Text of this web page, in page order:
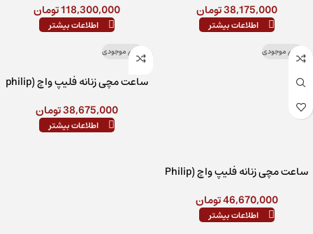
38,175,000تومان
اطلاعات بیشتر
118,300,000تومان
اطلاعات بیشتر
اتمام موجودی
ساعت مچی زنانه فلیپ واچ (Philip
46,670,000تومان
اطلاعات بیشتر
اتمام موجودی
ساعت مچی زنانه فلیپ واچ (philip
38,675,000تومان
اطلاعات بیشتر